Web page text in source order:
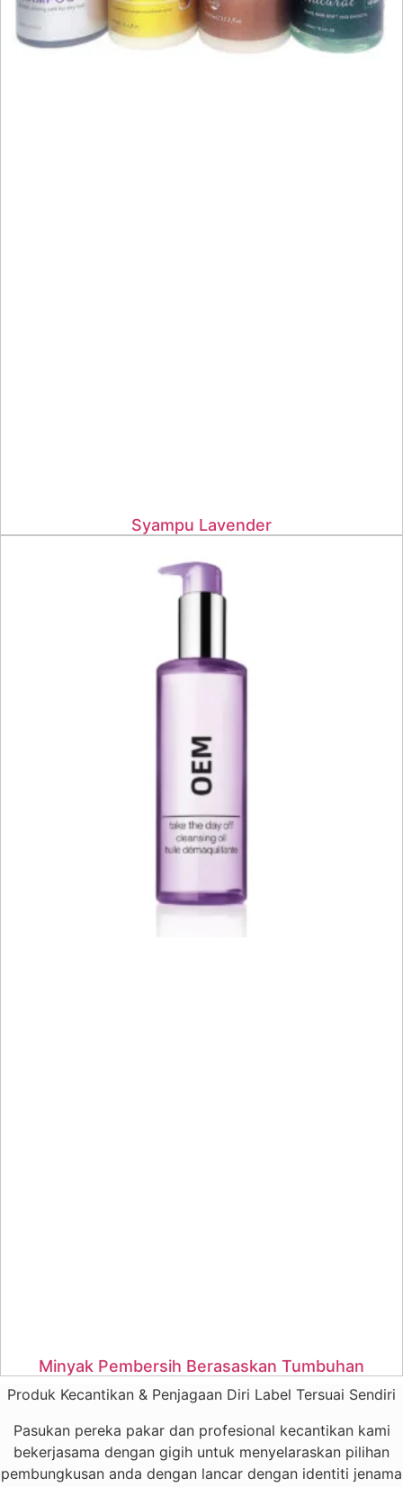
Syampu Lavender
Minyak Pembersih Berasaskan Tumbuhan
Produk Kecantikan & Penjagaan Diri Label Tersuai Sendiri
Pasukan pereka pakar dan profesional kecantikan kami
bekerjasama dengan gigih untuk menyelaraskan pilihan
pembungkusan anda dengan lancar dengan identiti jenama